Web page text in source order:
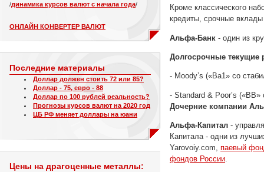
/динамика курсов валют с начала года/
ОНЛАЙН КОНВЕРТЕР ВАЛЮТ
Последние материалы
Доллар должен стоить 72 или 85?
Доллар - 75, евро - 88
Доллар по 100 рублей реальность?
Прогнозы курсов валют на 2020 год
ЦБ РФ меняет доллары на юани
Цены на драгоценные металлы:
Кроме классического
кредиты, срочные
Альфа-Банк - один из
Долгосрочные текущие
- Moody’s («Ba1» со
- Standard & Poor’s
Дочерние компании
Альфа-Капитал -
Капитала - одни из
Yarovoiy.com, паевый
фондов России